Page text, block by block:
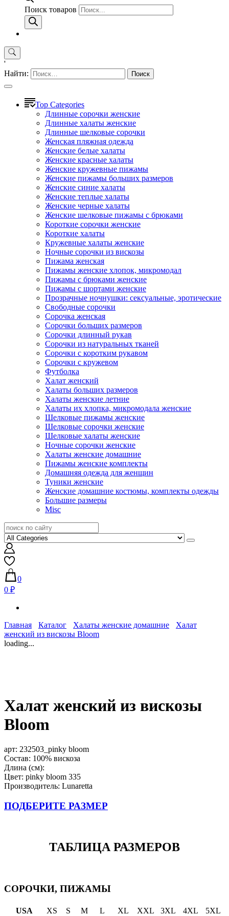
Поиск товаров
'
Найти:
Top Categories
Длинные сорочки женские
Длинные халаты женские
Длинные шелковые сорочки
Женская пляжная одежда
Женские белые халаты
Женские красные халаты
Женские кружевные пижамы
Женские пижамы больших размеров
Женские синие халаты
Женские теплые халаты
Женские черные халаты
Женские шелковые пижамы с брюками
Короткие сорочки женские
Короткие халаты
Кружевные халаты женские
Ночные сорочки из вискозы
Пижама женская
Пижамы женские хлопок, микромодал
Пижамы с брюками женские
Пижамы с шортами женские
Прозрачные ночнушки: сексуальные, эротические
Свободные сорочки
Сорочка женская
Сорочки больших размеров
Сорочки длинный рукав
Сорочки из натуральных тканей
Сорочки с коротким рукавом
Сорочки с кружевом
Футболка
Халат женский
Халаты больших размеров
Халаты женские летние
Халаты их хлопка, микромодала женские
Шелковые пижамы женские
Шелковые сорочки женские
Шелковые халаты женские
Ночные сорочки женские
Халаты женские домашние
Пижамы женские комплекты
Домашняя одежда для женщин
Туники женские
Женские домашние костюмы, комплекты одежды
Большие размеры
Misc
0
0 ₽
Главная Каталог Халаты женские домашние
Халат
женский из вискозы Bloom
loading...
Халат женский из вискозы
Bloom
арт: 232503_pinky bloom
Состав: 100% вискоза
Длина (см):
Цвет: pinky bloom 335
Производитель: Lunaretta
ПОДБЕРИТЕ РАЗМЕР
ТАБЛИЦА РАЗМЕРОВ
СОРОЧКИ, ПИЖАМЫ
USA XS S M L XL XXL 3XL 4XL 5XL